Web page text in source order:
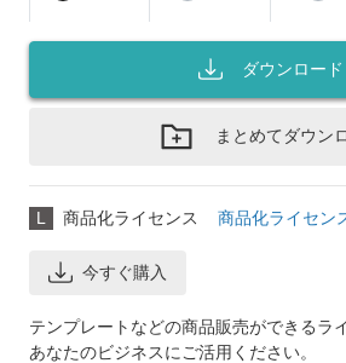
ダウンロード
まとめてダウン
L 商品化ライセンス 商品化ライセン
今すぐ購入
テンプレートなどの商品販売ができるラ
あなたのビジネスにご活用ください。